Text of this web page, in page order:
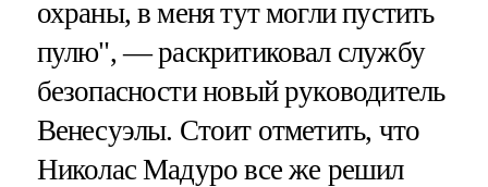
охраны, в меня тут могли пустить
пулю", — раскритиковал службу
безопасности новый руководитель
Венесуэлы. Стоит отметить, что
Николас Мадуро все же решил